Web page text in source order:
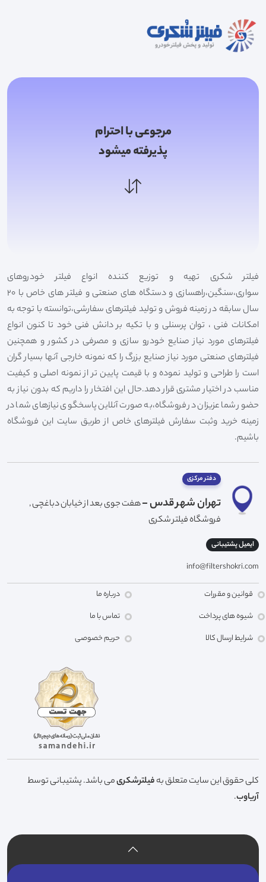
مرجوعی با احترام
پذیرفته میشود
فیلتر شکری تهیه و توزیع کننده انواع فیلتر خودروهای
سواری،سنگین،راهسازی و دستگاه های صنعتی و فیلتر های خاص با 20
سال سابقه در زمینه فروش و تولید فیلترهای سفارشی،توانسته با توجه به
امکانات فنی ، توان پرسنلی و با تکیه بر دانش فنی خود تا کنون انواع
فیلترهای مورد نیاز صنایع خودرو سازی و مصرفی در کشور و همچنین
فیلترهای صنعتی مورد نیاز صنایع بزرگ را که نمونه خارجی آنها بسیار گران
است را طراحی و تولید نموده و با قیمت پایین تر از نمونه اصلی و کیفیت
مناسب در اختیار مشتری قرار دهد.حال این افتخار را داریم که بدون نیاز به
حضور شما عزیزان در فروشگاه،به صورت آنلاین پاسخگوی نیازهای شما در
زمینه خرید وثبت سفارش فیلترهای خاص از طریق سایت این فروشگاه
باشیم.
دفتر مرکزی
تهران شهر قدس -هفت جوی بعد از خیابان دباغچی ,
فروشگاه فیلتر شکری
ایمیل پشتیبانی
info@filtershokri.com
قوانین و مقررات
شیوه های پرداخت
شرایط ارسال کالا
درباره ما
تماس با ما
حریم خصوصی
کلی حقوق این سایت متعلق بهفیلترشکریمی باشد. پشتیبانی توسط
آریاوب.